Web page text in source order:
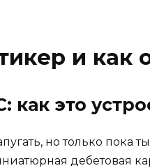
и как
как это
но только пока
дебетовая